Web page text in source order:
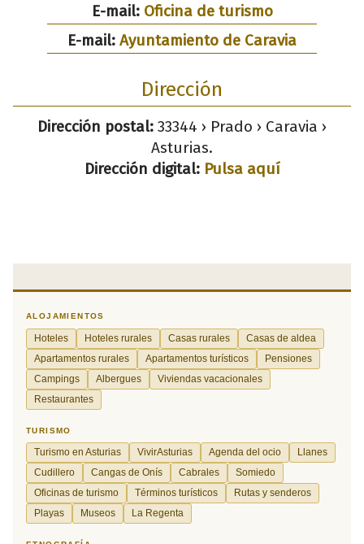
E-mail: Oficina de turismo
E-mail: Ayuntamiento de Caravia
Dirección
Dirección postal: 33344 › Prado › Caravia ›
Asturias.
Dirección digital: Pulsa aquí